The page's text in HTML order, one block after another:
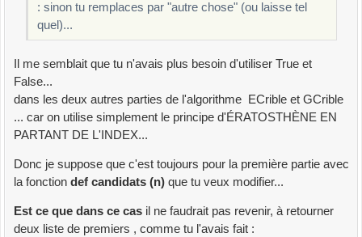
: sinon tu remplaces par "autre chose" (ou laisse tel
quel)...
Il me semblait que tu n'avais plus besoin d'utiliser True et
False...
dans les deux autres parties de l'algorithme ECrible et GCrible
... car on utilise simplement le principe d'ÉRATOSTHÈNE EN
PARTANT DE L'INDEX...
Donc je suppose que c'est toujours pour la première partie avec
la fonction def candidats (n) que tu veux modifier...
Est ce que dans ce cas il ne faudrait pas revenir, à retourner
deux liste de premiers , comme tu l'avais fait :